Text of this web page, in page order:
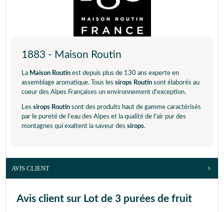
1883 - Maison Routin
La Maison Routin est depuis plus de 130 ans experte en
assemblage aromatique. Tous les sirops Routin sont élaborés au
coeur des Alpes Françaises un environnement d'exception.
Les sirops Routin sont des produits haut de gamme caractérisés
par le pureté de l'eau des Alpes et la qualité de l'air pur des
montagnes qui exaltent la saveur des sirops.
AVIS CLIENT
Avis client sur Lot de 3 purées de fruit